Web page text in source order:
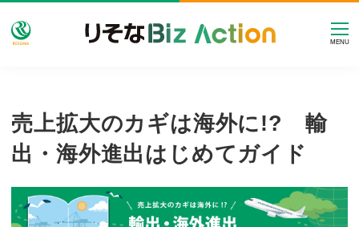
MENU
売上拡大のカギは海外に!? 輸
出・海外進出はじめてガイド